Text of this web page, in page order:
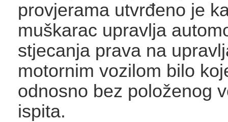
provjerama utvrđeno je
muškarac upravlja
stjecanja prava na
motornim vozilom bilo
odnosno bez položenog
ispita.